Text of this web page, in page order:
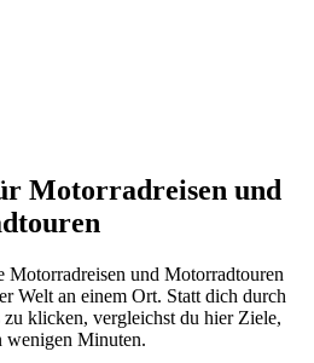
Motorradreisen und
und Motorradtouren
Welt an einem Ort. Statt dich durch
klicken, vergleichst du hier Ziele,
wenigen Minuten.